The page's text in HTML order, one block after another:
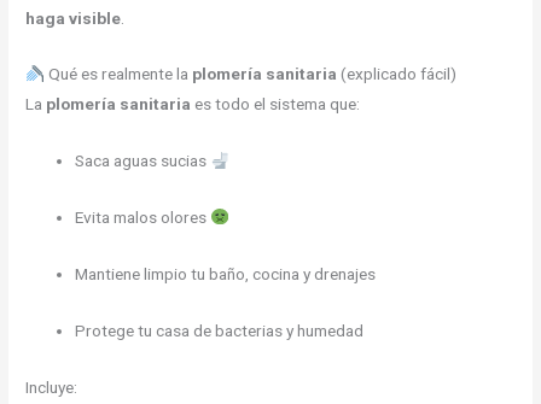
haga visible
Qué es realmente la plomería sanitaria (explicado fácil)
La plomería sanitaria es todo el sistema que:
Saca aguas sucias
Evita malos olores
Mantiene limpio tu baño, cocina y drenajes
Protege tu casa de bacterias y humedad
Incluye: